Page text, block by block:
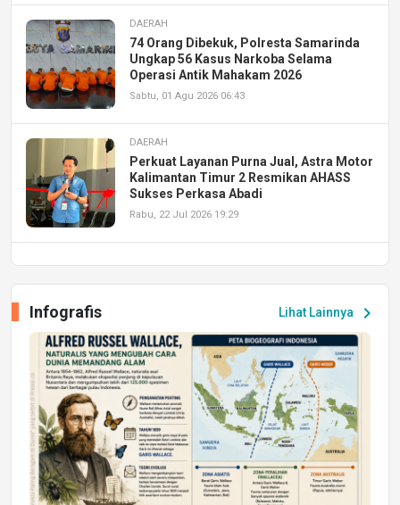
DAERAH
74 Orang Dibekuk, Polresta Samarinda
Ungkap 56 Kasus Narkoba Selama
Operasi Antik Mahakam 2026
Sabtu, 01 Agu 2026 06:43
DAERAH
Perkuat Layanan Purna Jual, Astra Motor
Kalimantan Timur 2 Resmikan AHASS
Sukses Perkasa Abadi
Rabu, 22 Jul 2026 19:29
Peluang Kerja dan Magang
Jumat, 17 Jul 2026 22:30
DAERAH
Astra Motor Kalimantan Timur 2 Dukung
Mahasiswa Samarinda dalam Astra
Honda SDGs Future Leaders 2026
Jumat, 10 Jul 2026 19:01
Lihat Lainnya chevron_right
Infografis